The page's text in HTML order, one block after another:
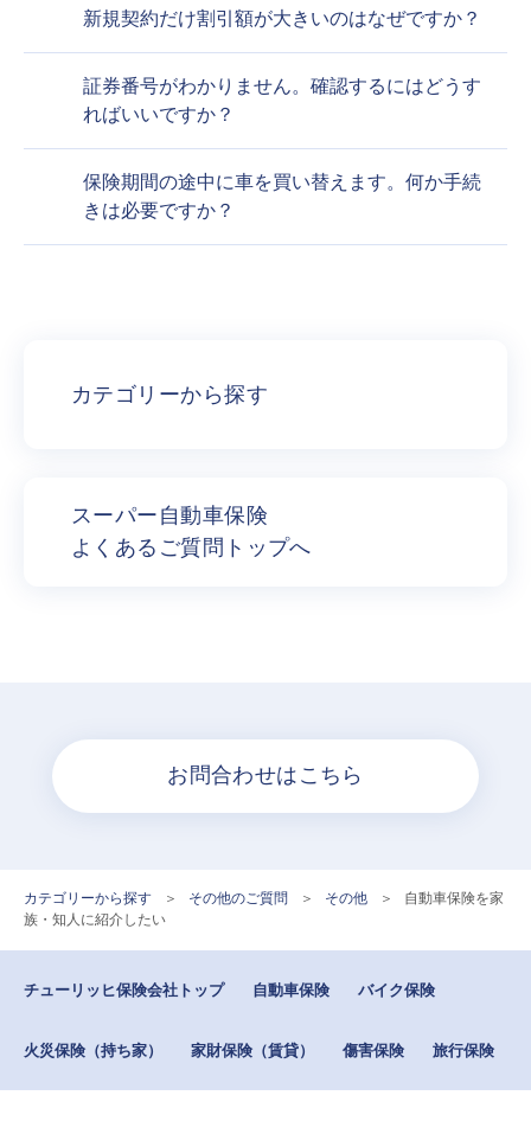
新規契約だけ割引額が大きいのはなぜですか？
証券番号がわかりません。確認するにはどうす
ればいいですか？
保険期間の途中に車を買い替えます。何か手続
きは必要ですか？
カテゴリーから探す
スーパー自動車保険
よくあるご質問トップへ
お問合わせはこちら
カテゴリーから探す > その他のご質問 > その他 >
自動車保険を家
族・知人に紹介したい
チューリッヒ保険会社トップ 自動車保険 バイク保険
火災保険（持ち家） 家財保険（賃貸） 傷害保険 旅行保険